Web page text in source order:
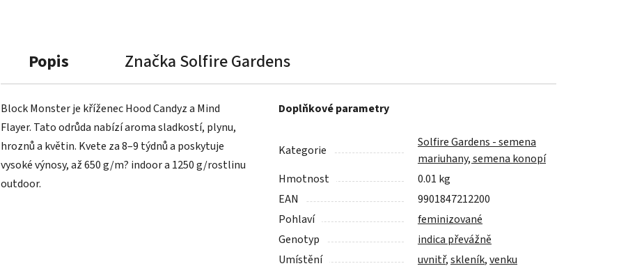
Popis Značka Solfire Gardens
Block Monster je kříženec Hood Candyz a Mind
Flayer. Tato odrůda nabízí aroma sladkostí, plynu,
hroznů a květin. Kvete za 8–9 týdnů a poskytuje
vysoké výnosy, až 650 g/m? indoor a 1250 g/rostlinu
outdoor.
Doplňkové parametry
Kategorie
Solfire Gardens - semena
mariuhany, semena konopí
Hmotnost
0.01 kg
EAN
9901847212200
Pohlaví
feminizované
Genotyp
indica převážně
Umístění
uvnitř,skleník,venku